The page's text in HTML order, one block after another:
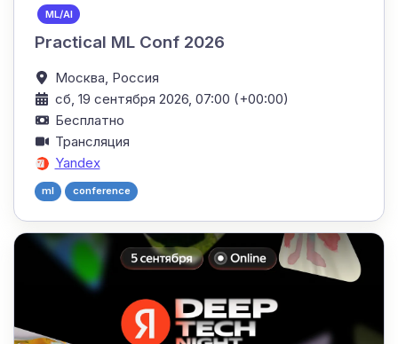
ML/AI
Practical ML Conf 2026
Москва, Россия
сб, 19 сентября 2026, 07:00 (+00:00)
Бесплатно
Трансляция
Yandex
ml conference